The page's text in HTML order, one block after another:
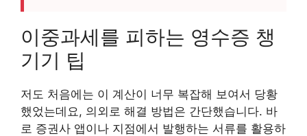
이중과세를 피하는 영수증 챙
기기 팁
저도 처음에는 이 계산이 너무 복잡해 보여서 당황
했었는데요, 의외로 해결 방법은 간단했습니다. 바
로 증권사 앱이나 지점에서 발행하는 서류를 활용하